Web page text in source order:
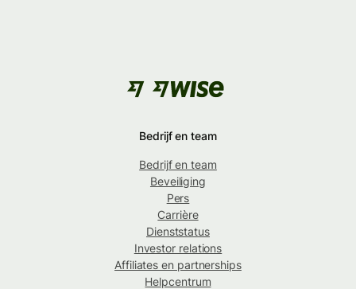
Bedrijf en team
Bedrijf en team
Beveiliging
Pers
Carrière
Dienststatus
Investor relations
Affiliates en partnerships
Helpcentrum